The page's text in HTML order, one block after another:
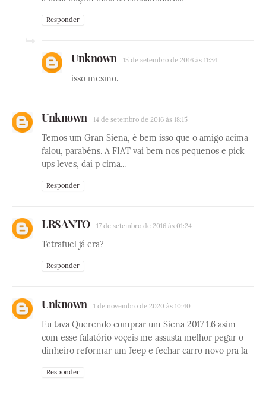
Responder
Unknown 15 de setembro de 2016 às 11:34
isso mesmo.
Unknown 14 de setembro de 2016 às 18:15
Temos um Gran Siena, é bem isso que o amigo acima
falou, parabéns. A FIAT vai bem nos pequenos e pick
ups leves, daí p cima...
Responder
LRSANTO 17 de setembro de 2016 às 01:24
Tetrafuel já era?
Responder
Unknown 1 de novembro de 2020 às 10:40
Eu tava Querendo comprar um Siena 2017 1.6 asim
com esse falatório voçeis me assusta melhor pegar o
dinheiro reformar um Jeep e fechar carro novo pra la
Responder